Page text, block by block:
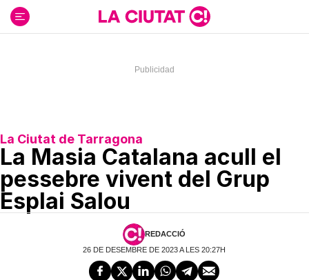
contenido
La Ciutat de Tarragona
La Masia Catalana acull el
pessebre vivent del Grup
Esplai Salou
REDACCIÓ
26 DE DESEMBRE DE 2023 A LES 20:27H